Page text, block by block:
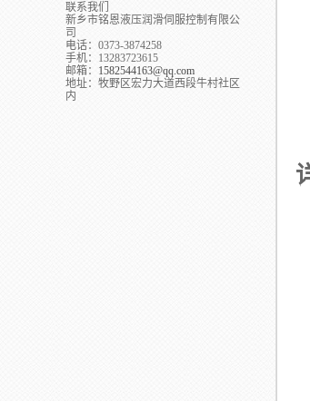
联系我们
新乡市铭恩液压润滑伺服控制有限公
司
电话：0373-3874258
手机：13283723615
邮箱： 1582544163@qq.com
地址：牧野区宏力大道西段牛村社区
内